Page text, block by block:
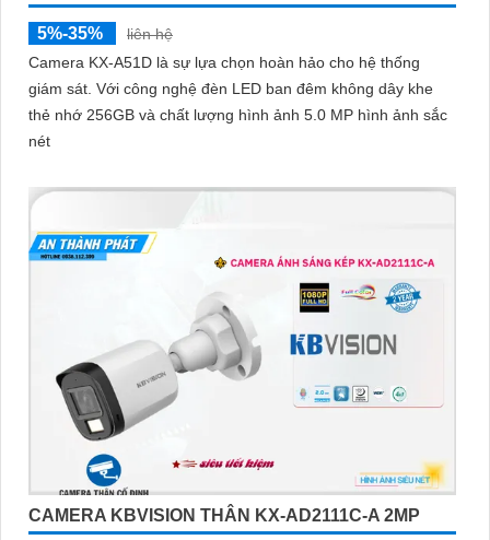
5%-35%
liên hệ
Camera KX-A51D là sự lựa chọn hoàn hảo cho hệ thống
giám sát. Với công nghệ đèn LED ban đêm không dây khe
thẻ nhớ 256GB và chất lượng hình ảnh 5.0 MP hình ảnh sắc
nét
CAMERA KBVISION THÂN KX-AD2111C-A 2MP